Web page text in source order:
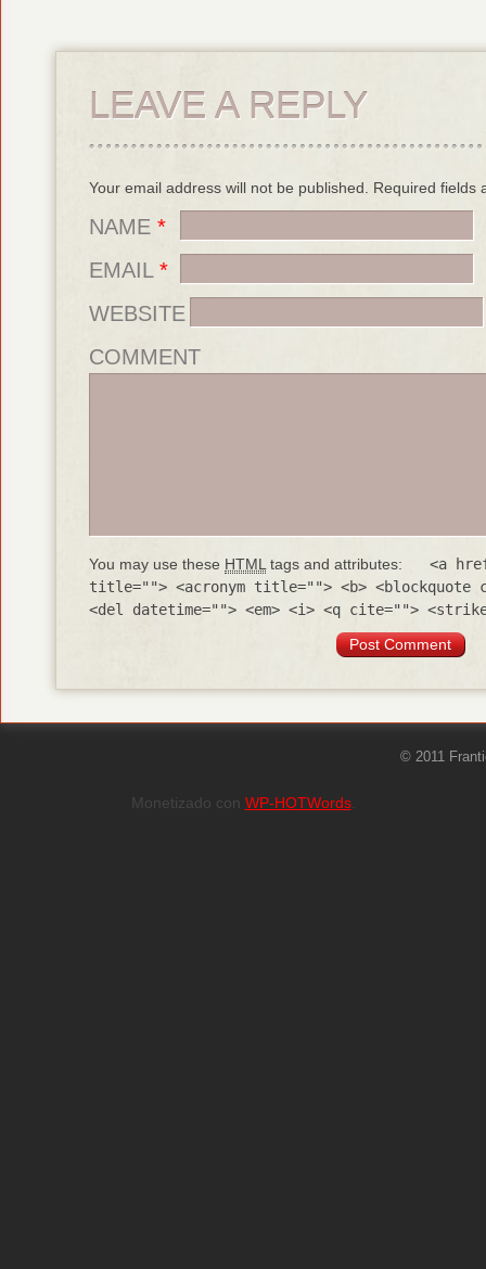
LEAVE A REPLY
Your email address will not be published. Required fields
NAME *
EMAIL *
WEBSITE
COMMENT
You may use these HTML tags and attributes:
<a
title=""> <acronym title=""> <b> <blockquote
<del datetime=""> <em> <i> <q cite="">
© 2011
Monetizado con WP-HOTWords.